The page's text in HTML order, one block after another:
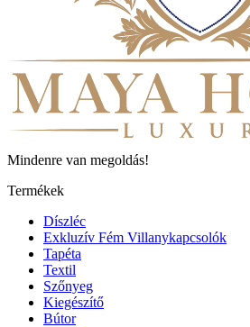
Mindenre van megoldás!
Termékek
Díszléc
Exkluzív Fém Villanykapcsolók
Tapéta
Textil
Szőnyeg
Kiegészítő
Bútor